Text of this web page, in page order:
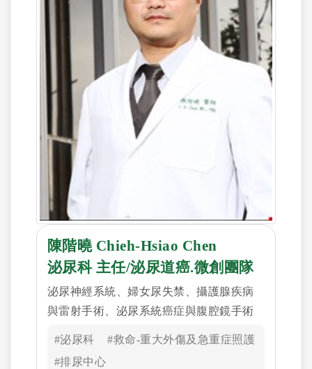
陳階曉 Chieh-Hsiao Chen
泌尿科 主任/泌尿道癌.微創團隊
泌尿神經系統、婦女尿失禁、攝護腺疾病
與雷射手術、泌尿系統癌症與腹腔鏡手術
#泌尿科
#救命-重大外傷及急重症照護
#排尿中心